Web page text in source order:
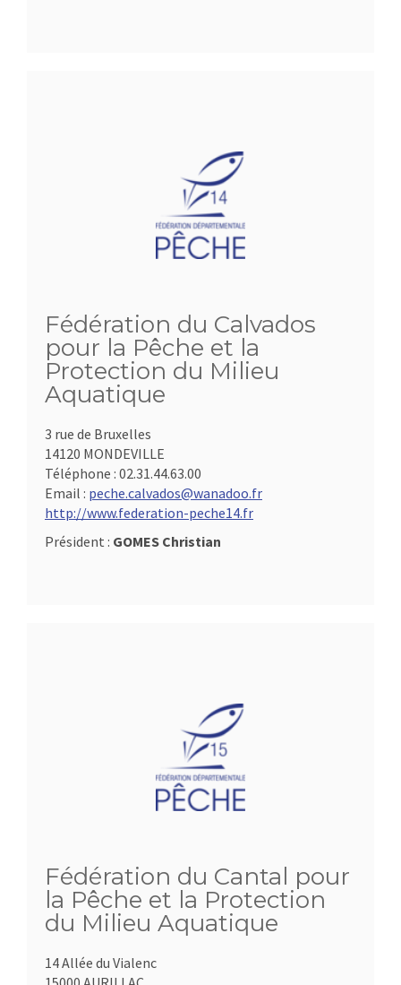
Fédération du Calvados
pour la Pêche et la
Protection du Milieu
Aquatique
3 rue de Bruxelles
14120 MONDEVILLE
Téléphone : 02.31.44.63.00
Email : peche.calvados@wanadoo.fr
http://www.federation-peche14.fr
Président : GOMES Christian
Fédération du Cantal pour
la Pêche et la Protection
du Milieu Aquatique
14 Allée du Vialenc